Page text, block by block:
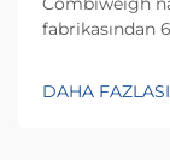
fabrikasından
çözümlerini
danışmanlığı
DAHA